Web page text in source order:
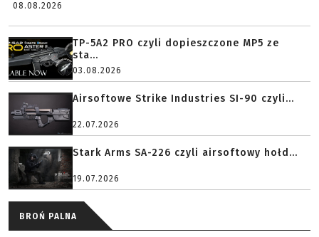
08.08.2026
TP-5A2 PRO czyli dopieszczone MP5 ze
sta...
03.08.2026
Airsoftowe Strike Industries SI-90 czyli...
22.07.2026
Stark Arms SA-226 czyli airsoftowy hołd...
19.07.2026
BROŃ PALNA